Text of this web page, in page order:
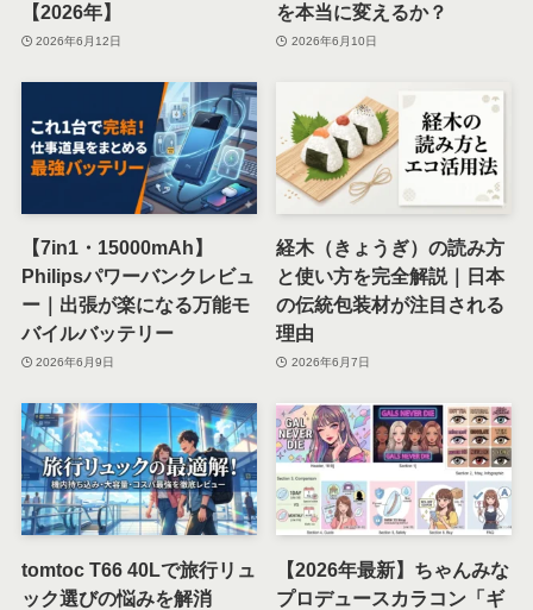
【2026年】
2026年6月12日
を本当に変えるか？
2026年6月10日
【7in1・15000mAh】
Philipsパワーバンクレビュ
ー｜出張が楽になる万能モ
バイルバッテリー
2026年6月9日
経木（きょうぎ）の読み方
と使い方を完全解説｜日本
の伝統包装材が注目される
理由
2026年6月7日
tomtoc T66 40Lで旅行リュ
ック選びの悩みを解消
【2026年最新】ちゃんみな
プロデュースカラコン「ギ